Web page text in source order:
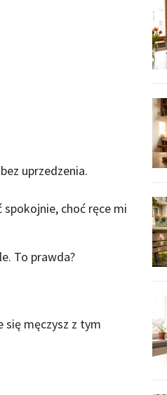
uprzedzenia.
choć ręce mi
To prawda?
się męczysz z tym